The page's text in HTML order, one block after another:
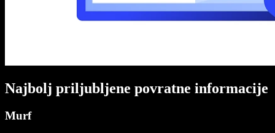
Najbolj priljubljene povratne informacije
Murf